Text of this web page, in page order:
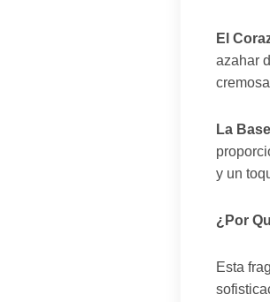
El
azahar
La
y un
¿Por
Esta